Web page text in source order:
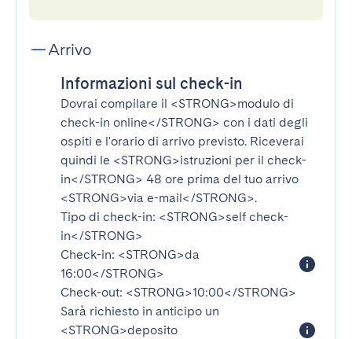
Arrivo
Informazioni sul check-in
Dovrai compilare il <STRONG>modulo di
check-in online</STRONG> con i dati degli
ospiti e l'orario di arrivo previsto. Riceverai
quindi le <STRONG>istruzioni per il check-
in</STRONG> 48 ore prima del tuo arrivo
<STRONG>via e-mail</STRONG>.
Tipo di check-in: <STRONG>self check-
in</STRONG>
Check-in: <STRONG>da
16:00</STRONG>
Check-out: <STRONG>10:00</STRONG>
Sarà richiesto in anticipo un
<STRONG>deposito